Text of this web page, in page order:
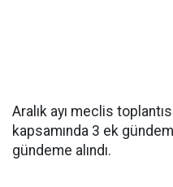
Aralık ayı meclis
kapsamında 3 ek
gündeme alındı.